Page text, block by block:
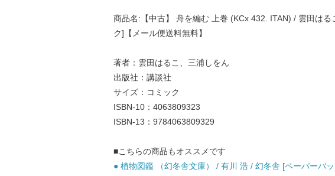
商品名:【中古】 舟を編む 上巻 (KCx 432. ITAN) / 雲田はる
ク]【メール便送料無料】
著者：雲田はるこ、三浦しをん
出版社：講談社
サイズ：コミック
ISBN-10：4063809323
ISBN-13：9784063809329
■こちらの商品もオススメです
● 植物図鑑 （幻冬舎文庫） / 有川 浩 / 幻冬舎 [ペーパーバ